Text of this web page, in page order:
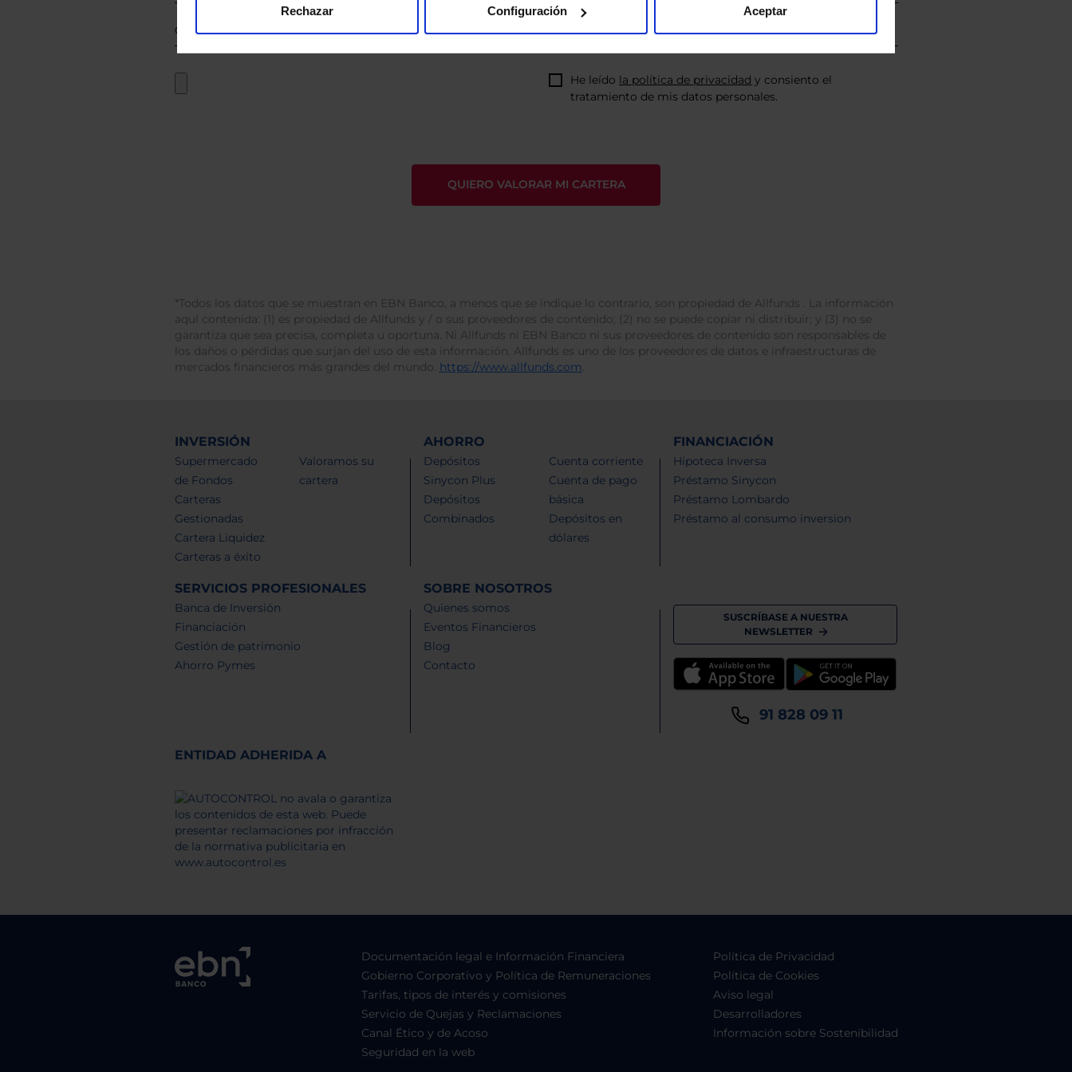
Rechazar Configuración Aceptar
He leído la política de privacidad y consiento el
tratamiento de mis datos personales.
*Todos los datos que se muestran en EBN Banco, a menos que se indique lo contrario, son propiedad de Allfunds . La información
aquí contenida: (1) es propiedad de Allfunds y / o sus proveedores de contenido; (2) no se puede copiar ni distribuir; y (3) no se
garantiza que sea precisa, completa u oportuna. Ni Allfunds ni EBN Banco ni sus proveedores de contenido son responsables de
los daños o pérdidas que surjan del uso de esta información. Allfunds es uno de los proveedores de datos e infraestructuras de
mercados financieros más grandes del mundo. https://www.allfunds.com.
INVERSIÓN
Supermercado
de Fondos
Carteras
Gestionadas
Cartera Liquidez
Carteras a éxito
Valoramos su
cartera
AHORRO
Depósitos
Sinycon Plus
Depósitos
Combinados
Cuenta corriente
Cuenta de pago
básica
Depósitos en
dólares
FINANCIACIÓN
Hipoteca Inversa
Préstamo Sinycon
Préstamo Lombardo
Préstamo al consumo inversion
SERVICIOS PROFESIONALES
Banca de Inversión
Financiación
Gestión de patrimonio
Ahorro Pymes
SOBRE NOSOTROS
Quienes somos
Eventos Financieros
Blog
Contacto
SUSCRÍBASE A NUESTRA
NEWSLETTER
91 828 09 11
ENTIDAD ADHERIDA A
Documentación legal e Información Financiera
Gobierno Corporativo y Política de Remuneraciones
Tarifas, tipos de interés y comisiones
Servicio de Quejas y Reclamaciones
Canal Ético y de Acoso
Seguridad en la web
Política de Privacidad
Política de Cookies
Aviso legal
Desarrolladores
Información sobre Sostenibilidad